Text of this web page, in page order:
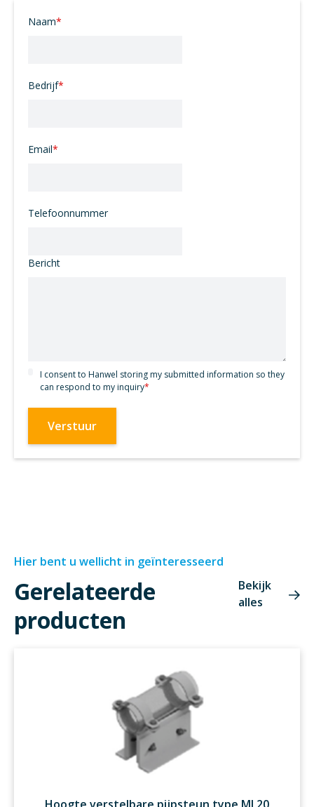
Naam*
Bedrijf*
Email*
Telefoonnummer
Bericht
I consent to Hanwel storing my submitted information so they
can respond to my inquiry*
Hier bent u wellicht in geïnteresseerd
Gerelateerde
producten
Bekijk
alles
Hoogte verstelbare pijpsteun type ML20